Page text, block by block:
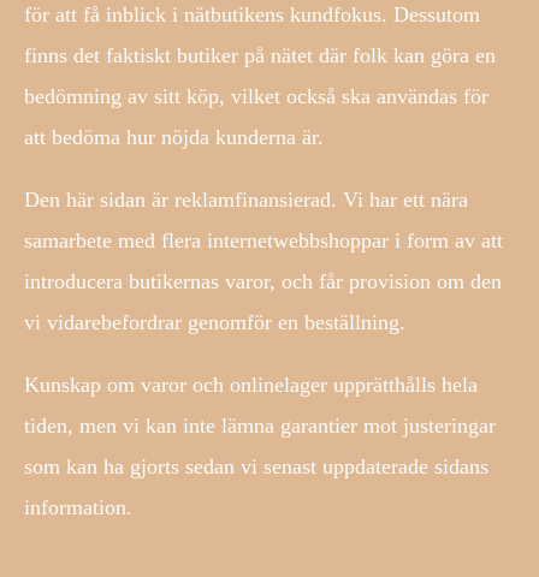
för att få inblick i nätbutikens kundfokus. Dessutom
finns det faktiskt butiker på nätet där folk kan göra en
bedömning av sitt köp, vilket också ska användas för
att bedöma hur nöjda kunderna är.
Den här sidan är reklamfinansierad. Vi har ett nära
samarbete med flera internetwebbshoppar i form av att
introducera butikernas varor, och får provision om den
vi vidarebefordrar genomför en beställning.
Kunskap om varor och onlinelager upprätthålls hela
tiden, men vi kan inte lämna garantier mot justeringar
som kan ha gjorts sedan vi senast uppdaterade sidans
information.